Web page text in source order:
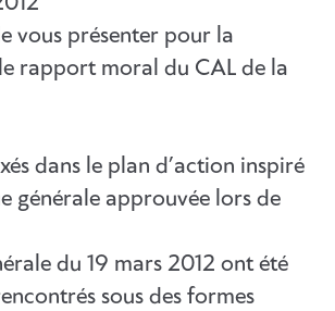
vous présenter pour la
rapport moral du CAL de la
dans le plan d’action inspiré
générale approuvée lors de
du 19 mars 2012 ont été
sous des formes